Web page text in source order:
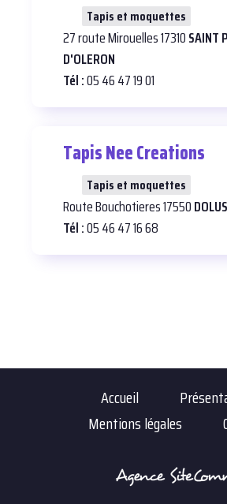
Tapis et moquettes
27 route Mirouelles 17310SAINT
D'OLERON
Tél :05 46 47 19 01
Tapis Nee Creations
Tapis et moquettes
Route Bouchotieres 17550
Tél :05 46 47 16 68
Accueil
Mentions légales